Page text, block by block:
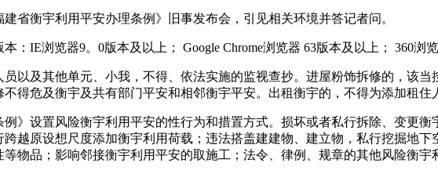
衡宇利用平安办理条例》旧事发布会，引见相关环境并答记者问。
IE浏览器9。0版本及以上； Google Chrome浏览器 63版本及以上； 360浏
及其他单元、小我，不得、依法实施的监视查抄。进屋粉饰拆修的，该当
得危及衡宇及共有部门平安和相邻衡宇平安。出租衡宇的，不得为添加租住
设置风险衡宇利用平安的性行为和措置方式。损坏或者私行拆除、变更衡
越原设想尺度添加衡宇利用荷载；违法搭盖建建物、建立物，私行挖掘地
物品；影响邻接衡宇利用平安的取施工；法令、律例、规章的其他风险衡